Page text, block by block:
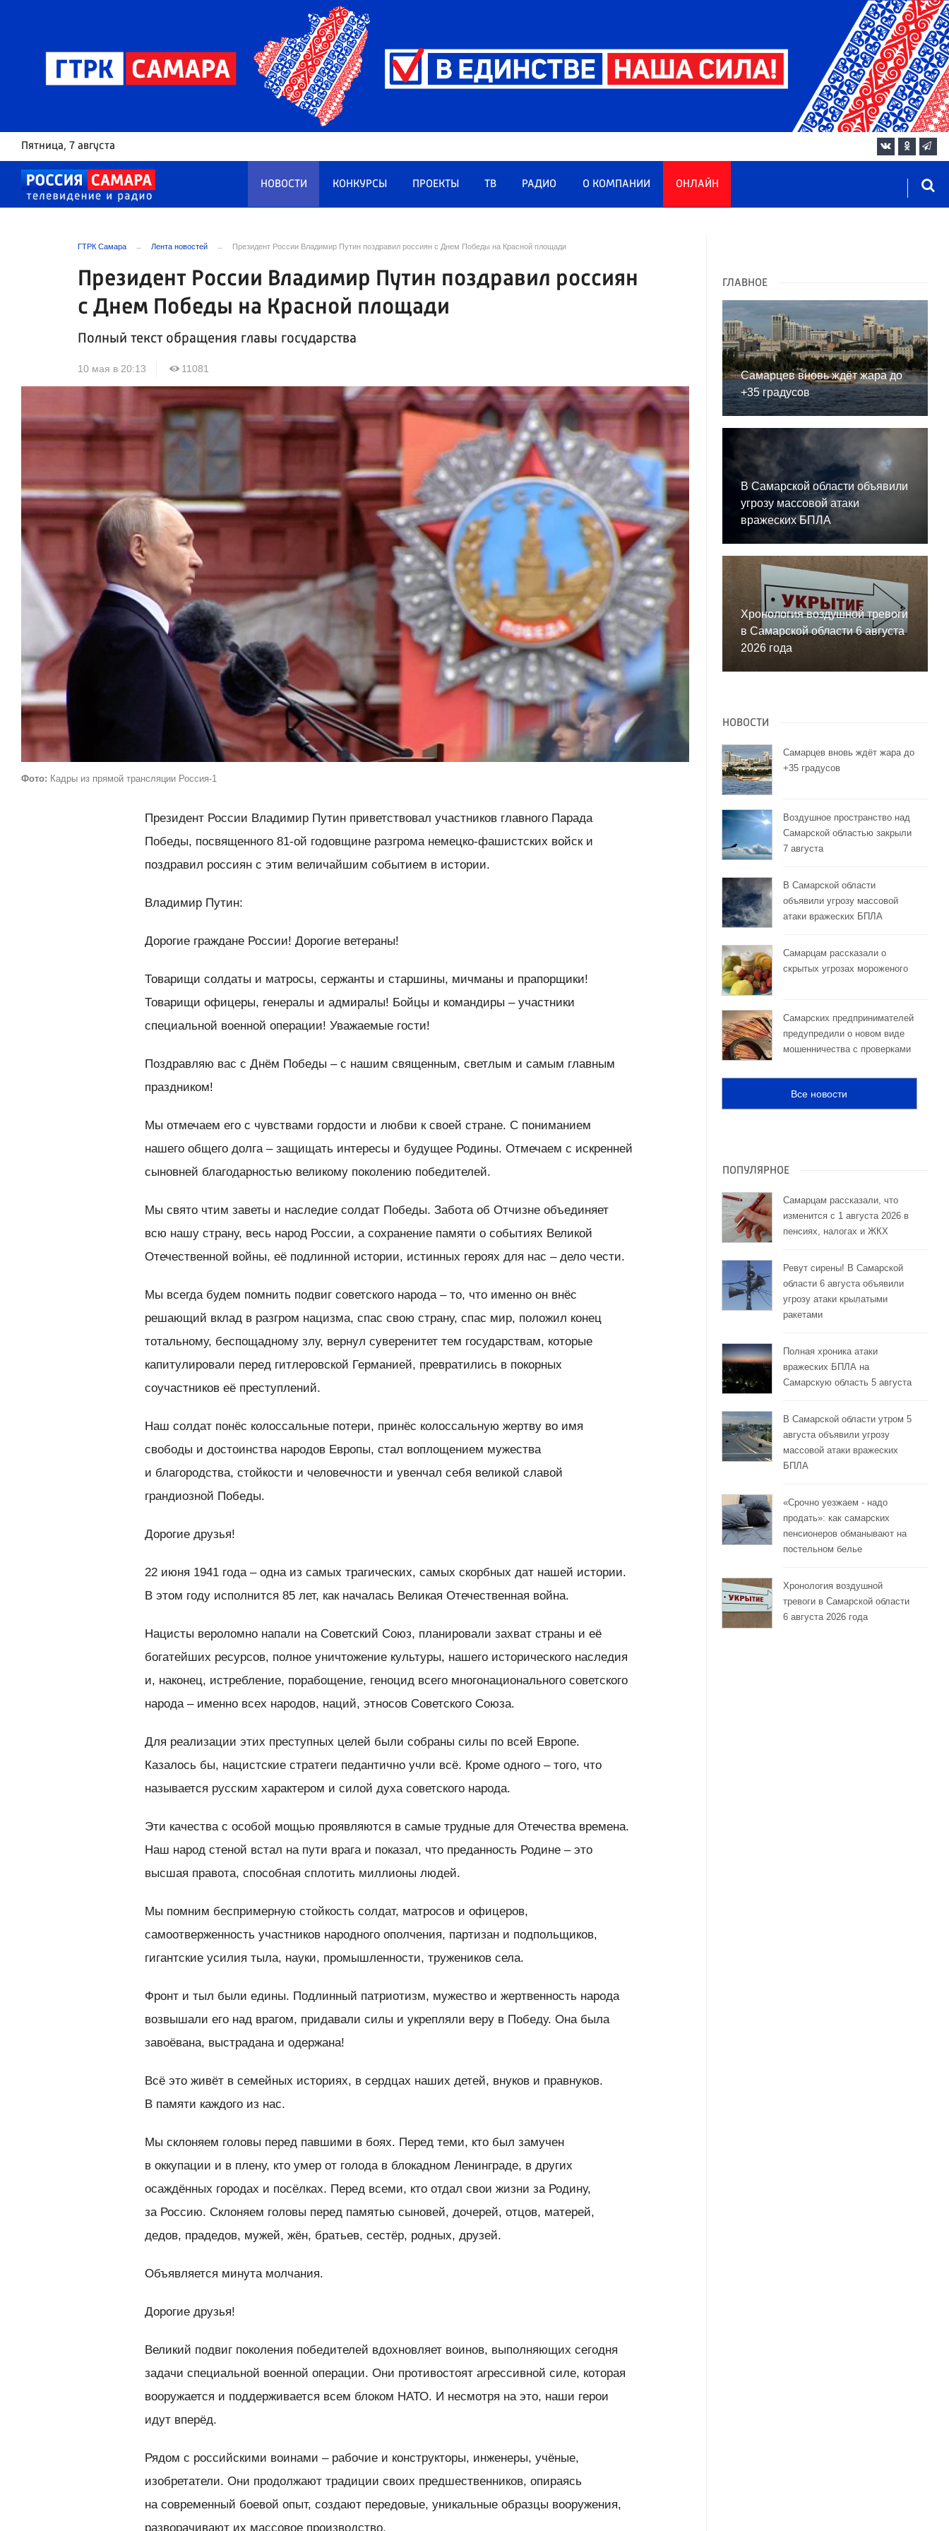
Пятница, 7 августа
НОВОСТИ КОНКУРСЫ ПРОЕКТЫ ТВ РАДИО О КОМПАНИИ ОНЛАЙН
ГТРК Самара Лента новостей Президент России Владимир Путин поздравил россиян с Днем Победы на Красной площади
Президент России Владимир Путин поздравил россиян
с Днем Победы на Красной площади
Полный текст обращения главы государства
10 мая в 20:13 11081
Фото: Кадры из прямой трансляции Россия-1
Президент России Владимир Путин приветствовал участников главного Парада
Победы, посвященного 81-ой годовщине разгрома немецко-фашистских войск и
поздравил россиян с этим величайшим событием в истории.
Владимир Путин:
Дорогие граждане России! Дорогие ветераны!
Товарищи солдаты и матросы, сержанты и старшины, мичманы и прапорщики!
Товарищи офицеры, генералы и адмиралы! Бойцы и командиры – участники
специальной военной операции! Уважаемые гости!
Поздравляю вас с Днём Победы – с нашим священным, светлым и самым главным
праздником!
Мы отмечаем его с чувствами гордости и любви к своей стране. С пониманием
нашего общего долга – защищать интересы и будущее Родины. Отмечаем с искренней
сыновней благодарностью великому поколению победителей.
Мы свято чтим заветы и наследие солдат Победы. Забота об Отчизне объединяет
всю нашу страну, весь народ России, а сохранение памяти о событиях Великой
Отечественной войны, её подлинной истории, истинных героях для нас – дело чести.
Мы всегда будем помнить подвиг советского народа – то, что именно он внёс
решающий вклад в разгром нацизма, спас свою страну, спас мир, положил конец
тотальному, беспощадному злу, вернул суверенитет тем государствам, которые
капитулировали перед гитлеровской Германией, превратились в покорных
соучастников её преступлений.
Наш солдат понёс колоссальные потери, принёс колоссальную жертву во имя
свободы и достоинства народов Европы, стал воплощением мужества
и благородства, стойкости и человечности и увенчал себя великой славой
грандиозной Победы.
Дорогие друзья!
22 июня 1941 года – одна из самых трагических, самых скорбных дат нашей истории.
В этом году исполнится 85 лет, как началась Великая Отечественная война.
Нацисты вероломно напали на Советский Союз, планировали захват страны и её
богатейших ресурсов, полное уничтожение культуры, нашего исторического наследия
и, наконец, истребление, порабощение, геноцид всего многонационального советского
народа – именно всех народов, наций, этносов Советского Союза.
Для реализации этих преступных целей были собраны силы по всей Европе.
Казалось бы, нацистские стратеги педантично учли всё. Кроме одного – того, что
называется русским характером и силой духа советского народа.
Эти качества с особой мощью проявляются в самые трудные для Отечества времена.
Наш народ стеной встал на пути врага и показал, что преданность Родине – это
высшая правота, способная сплотить миллионы людей.
Мы помним беспримерную стойкость солдат, матросов и офицеров,
самоотверженность участников народного ополчения, партизан и подпольщиков,
гигантские усилия тыла, науки, промышленности, тружеников села.
Фронт и тыл были едины. Подлинный патриотизм, мужество и жертвенность народа
возвышали его над врагом, придавали силы и укрепляли веру в Победу. Она была
завоёвана, выстрадана и одержана!
Всё это живёт в семейных историях, в сердцах наших детей, внуков и правнуков.
В памяти каждого из нас.
Мы склоняем головы перед павшими в боях. Перед теми, кто был замучен
в оккупации и в плену, кто умер от голода в блокадном Ленинграде, в других
осаждённых городах и посёлках. Перед всеми, кто отдал свои жизни за Родину,
за Россию. Склоняем головы перед памятью сыновей, дочерей, отцов, матерей,
дедов, прадедов, мужей, жён, братьев, сестёр, родных, друзей.
Объявляется минута молчания.
Дорогие друзья!
Великий подвиг поколения победителей вдохновляет воинов, выполняющих сегодня
задачи специальной военной операции. Они противостоят агрессивной силе, которая
вооружается и поддерживается всем блоком НАТО. И несмотря на это, наши герои
идут вперёд.
Рядом с российскими воинами – рабочие и конструкторы, инженеры, учёные,
изобретатели. Они продолжают традиции своих предшественников, опираясь
на современный боевой опыт, создают передовые, уникальные образцы вооружения,
разворачивают их массовое производство.
ГЛАВНОЕ
Самарцев вновь ждёт жара до
+35 градусов
В Самарской области объявили
угрозу массовой атаки
вражеских БПЛА
Хронология воздушной тревоги
в Самарской области 6 августа
2026 года
НОВОСТИ
Самарцев вновь ждёт жара до
+35 градусов
Воздушное пространство над
Самарской областью закрыли
7 августа
В Самарской области
объявили угрозу массовой
атаки вражеских БПЛА
Самарцам рассказали о
скрытых угрозах мороженого
Самарских предпринимателей
предупредили о новом виде
мошенничества с проверками
Все новости
ПОПУЛЯРНОЕ
Самарцам рассказали, что
изменится с 1 августа 2026 в
пенсиях, налогах и ЖКХ
Ревут сирены! В Самарской
области 6 августа объявили
угрозу атаки крылатыми
ракетами
Полная хроника атаки
вражеских БПЛА на
Самарскую область 5 августа
В Самарской области утром 5
августа объявили угрозу
массовой атаки вражеских
БПЛА
«Срочно уезжаем - надо
продать»: как самарских
пенсионеров обманывают на
постельном белье
Хронология воздушной
тревоги в Самарской области
6 августа 2026 года